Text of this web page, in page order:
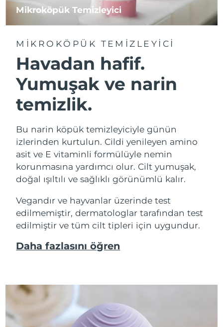
Mikroköpük Temizleyici
MIKROKÖPÜK TEMIZLEYICI
Havadan hafif.
Yumuşak ve narin
temizlik.
Bu narin köpük temizleyiciyle günün
izlerinden kurtulun. Cildi yenileyen amino
asit ve E vitaminli formülüyle nemin
korunmasına yardımcı olur. Cilt yumuşak,
doğal ışıltılı ve sağlıklı görünümlü kalır.
Vegandır ve hayvanlar üzerinde test
edilmemiştir, dermatologlar tarafından test
edilmiştir ve tüm cilt tipleri için uygundur.
Daha fazlasını öğren